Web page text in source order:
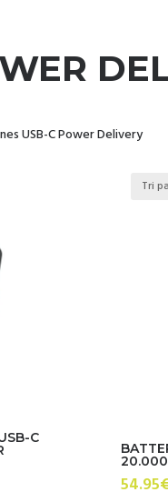
USB-C Power Delivery
C
20.000
54.95